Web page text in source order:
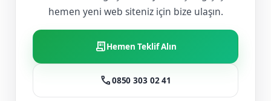
hemen yeni web siteniz için bize ulaşın.
receipt_longHemen Teklif Alın
call0850 303 02 41